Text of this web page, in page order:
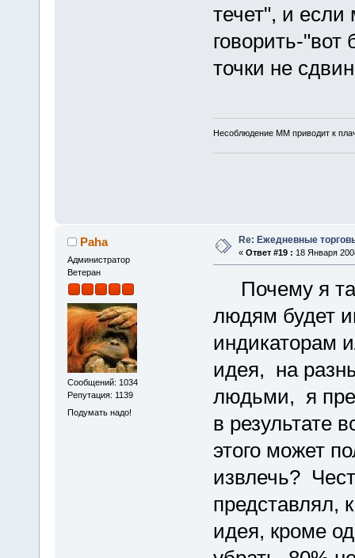
течет", и
говорить-
точки не
Несоблюдение ММ приводит к
Paha
Администратор
Ветеран
Сообщений: 1034
Репутация: 1139
Подумать надо!
Re: Ежедневные
« Ответ #19 : 18 Января
Почему я
людям будет
индикаторам
идея, на
людьми, я
в результате
этого может
извлечь?
представлял,
идея, кроме